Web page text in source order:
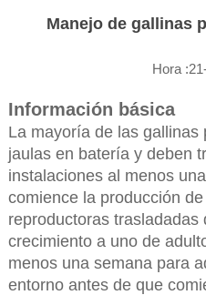
Manejo de gallinas
Hora
Información básica
La mayoría de las gallinas
jaulas en batería y deben
instalaciones al menos
comience la producción
reproductoras trasladadas
crecimiento a uno de
menos una semana para
entorno antes de que